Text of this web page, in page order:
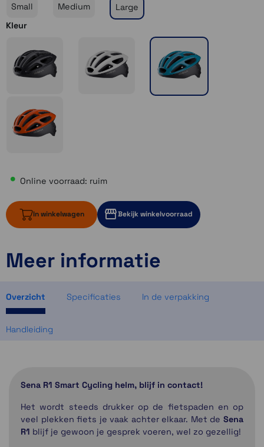
Small Medium
Large
Kleur
Online voorraad: ruim
In winkelwagen Bekijk winkelvoorraad
ruim op voorraad
2 op voorraad
Meer informatie
Overzicht Specificaties In de verpakking
Handleiding
Sena R1 Smart Cycling helm, blijf in contact!
Het wordt steeds drukker op de fietspaden en op
veel plekken fiets je vaak achter elkaar. Met de Sena
R1 blijf je gewoon je gesprek voeren, wel zo gezellig!